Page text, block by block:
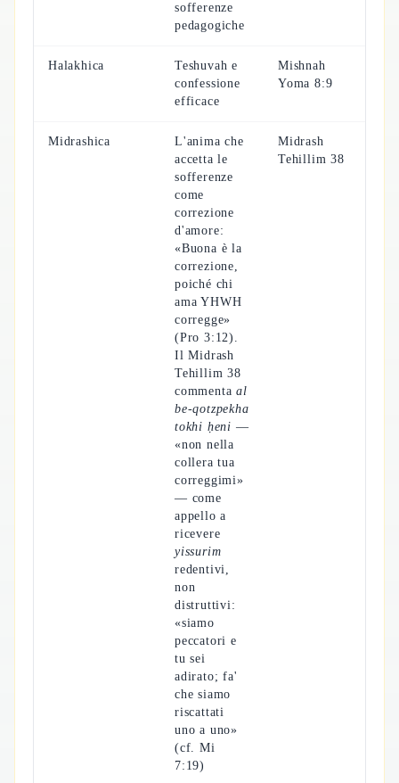
sofferenze
pedagogiche
Halakhica
Teshuvah e
confessione
efficace
Mishnah
Yoma 8:9
Midrashica
L'anima che
accetta le
sofferenze
come
correzione
d'amore:
«Buona è la
correzione,
poiché chi
ama YHWH
corregge»
(Pro 3:12).
Il Midrash
Tehillim 38
commentaal
be-qotzpekha
tokhi ḥeni —
«non nella
collera tua
correggimi»
— come
appello a
ricevere
yissurim
redentivi,
non
distruttivi:
«siamo
peccatori e
tu sei
adirato; fa'
che siamo
riscattati
uno a uno»
(cf. Mi
7:19)
Midrash
Tehillim 38